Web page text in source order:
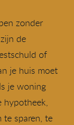
zonder
de
of
je huis moet
je woning
te sparen, te